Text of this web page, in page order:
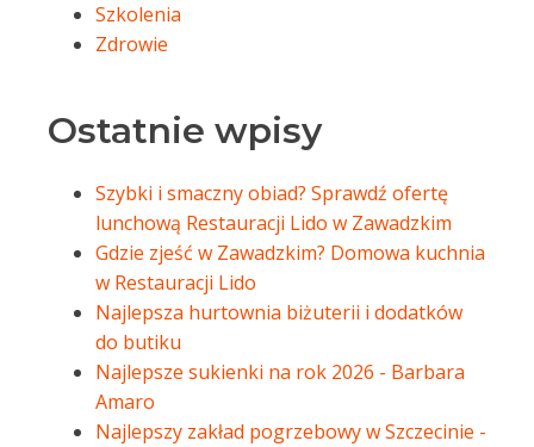
Szkolenia
Zdrowie
Ostatnie wpisy
Szybki i smaczny obiad? Sprawdź ofertę
lunchową Restauracji Lido w Zawadzkim
Gdzie zjeść w Zawadzkim? Domowa kuchnia
w Restauracji Lido
Najlepsza hurtownia biżuterii i dodatków
do butiku
Najlepsze sukienki na rok 2026 - Barbara
Amaro
Najlepszy zakład pogrzebowy w Szczecinie -